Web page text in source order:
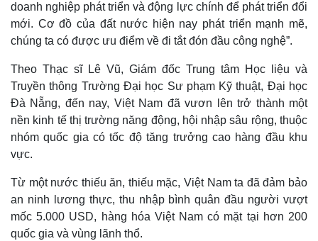
doanh nghiệp phát triển và động lực chính để phát triển đổi
mới. Cơ đồ của đất nước hiện nay phát triển mạnh mẽ,
chúng ta có được ưu điểm về đi tắt đón đầu công nghệ”.
Theo Thạc sĩ Lê Vũ, Giám đốc Trung tâm Học liệu và
Truyền thông Trường Đại học Sư phạm Kỹ thuật, Đại học
Đà Nẵng, đến nay, Việt Nam đã vươn lên trở thành một
nền kinh tế thị trường năng động, hội nhập sâu rộng, thuộc
nhóm quốc gia có tốc độ tăng trưởng cao hàng đầu khu
vực.
Từ một nước thiếu ăn, thiếu mặc, Việt Nam ta đã đảm bảo
an ninh lương thực, thu nhập bình quân đầu người vượt
mốc 5.000 USD, hàng hóa Việt Nam có mặt tại hơn 200
quốc gia và vùng lãnh thổ.